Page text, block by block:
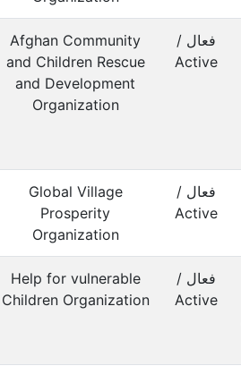
فعال /
Active
Afghan Community
and Children Rescue
and Development
Organization
فعال /
Active
Global Village
Prosperity
Organization
فعال /
Active
Help for vulnerable
Children Organization